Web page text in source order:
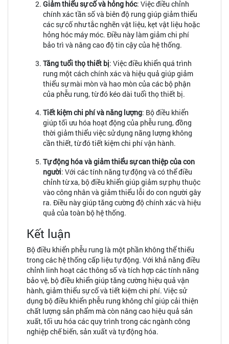
Giảm thiểu sự cố và hỏng hóc: Việc điều chỉnh
chính xác tần số và biên độ rung giúp giảm thiểu
các sự cố như tắc nghẽn vật liệu, kẹt vật liệu hoặc
hỏng hóc máy móc. Điều này làm giảm chi phí
bảo trì và nâng cao độ tin cậy của hệ thống.
Tăng tuổi thọ thiết bị: Việc điều khiển quá trình
rung một cách chính xác và hiệu quả giúp giảm
thiểu sự mài mòn và hao mòn của các bộ phận
của phễu rung, từ đó kéo dài tuổi thọ thiết bị.
Tiết kiệm chi phí và năng lượng: Bộ điều khiển
giúp tối ưu hóa hoạt động của phễu rung, đồng
thời giảm thiểu việc sử dụng năng lượng không
cần thiết, từ đó tiết kiệm chi phí vận hành.
Tự động hóa và giảm thiểu sự can thiệp của con
người: Với các tính năng tự động và có thể điều
chỉnh từ xa, bộ điều khiển giúp giảm sự phụ thuộc
vào công nhân và giảm thiểu lỗi do con người gây
ra. Điều này giúp tăng cường độ chính xác và hiệu
quả của toàn bộ hệ thống.
Kết luận
Bộ điều khiển phễu rung là một phần không thể thiếu
trong các hệ thống cấp liệu tự động. Với khả năng điều
chỉnh linh hoạt các thông số và tích hợp các tính năng
bảo vệ, bộ điều khiển giúp tăng cường hiệu quả vận
hành, giảm thiểu sự cố và tiết kiệm chi phí. Việc sử
dụng bộ điều khiển phễu rung không chỉ giúp cải thiện
chất lượng sản phẩm mà còn nâng cao hiệu quả sản
xuất, tối ưu hóa các quy trình trong các ngành công
nghiệp chế biến, sản xuất và tự động hóa.